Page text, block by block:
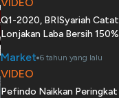
Q1-2020, BRISyariah Catat
Lonjakan Laba Bersih 150%
Market 6 tahun yang lalu
VIDEO
Pefindo Naikkan Peringkat